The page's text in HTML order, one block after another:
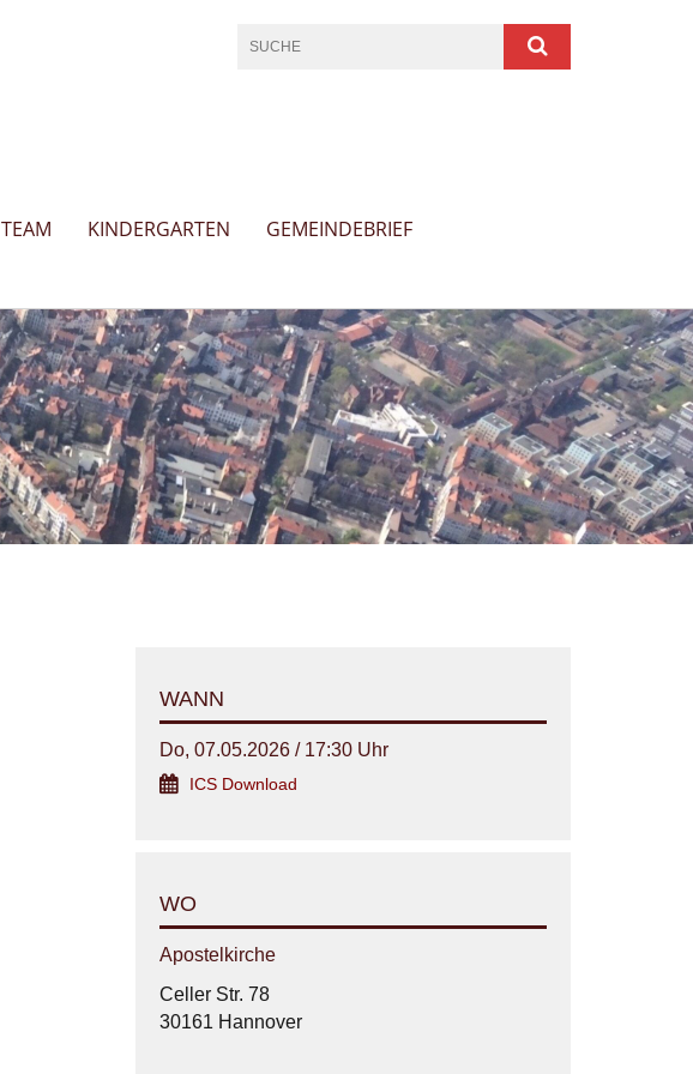
TEAM KINDERGARTEN
GEMEINDEBRIEF
WANN
Do, 07.05.2026 / 17:30 Uhr
ICS Download
WO
Apostelkirche
Celler Str. 78
30161 Hannover